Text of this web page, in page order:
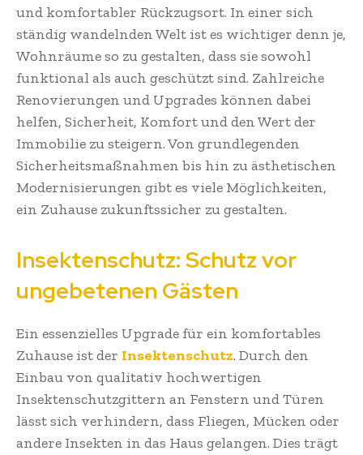
und komfortabler Rückzugsort. In einer sich
ständig wandelnden Welt ist es wichtiger denn je,
Wohnräume so zu gestalten, dass sie sowohl
funktional als auch geschützt sind. Zahlreiche
Renovierungen und Upgrades können dabei
helfen, Sicherheit, Komfort und den Wert der
Immobilie zu steigern. Von grundlegenden
Sicherheitsmaßnahmen bis hin zu ästhetischen
Modernisierungen gibt es viele Möglichkeiten,
ein Zuhause zukunftssicher zu gestalten.
Insektenschutz: Schutz vor
ungebetenen Gästen
Ein essenzielles Upgrade für ein komfortables
Zuhause ist der Insektenschutz. Durch den
Einbau von qualitativ hochwertigen
Insektenschutzgittern an Fenstern und Türen
lässt sich verhindern, dass Fliegen, Mücken oder
andere Insekten in das Haus gelangen. Dies trägt